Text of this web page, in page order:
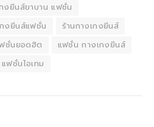
งยีนส์ขาบาน แฟชั่น
งยีนส์แฟชั่น
ร้านกางเกงยีนส์
ฟชั่นยอดฮิต
แฟชั่น กางเกงยีนส์
แฟชั่นไอเทม